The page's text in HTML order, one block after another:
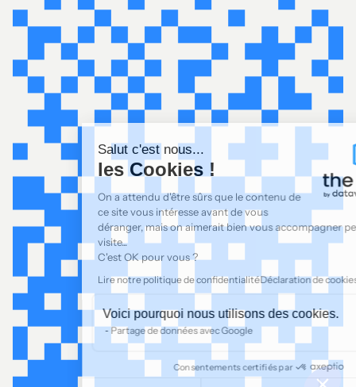
Salut c'est nous...
les Cookies !
On a attendu d'être sûrs que le contenu de
ce site vous intéresse avant de vous
déranger, mais on aimerait bien vous accompagner pendant votre
visite...
C'est OK pour vous ?
Lire notre politique de confidentialitéDéclaration de cookies
Voici pourquoi nous utilisons des cookies.
Partage de données avec Google
Consentements certifiés par